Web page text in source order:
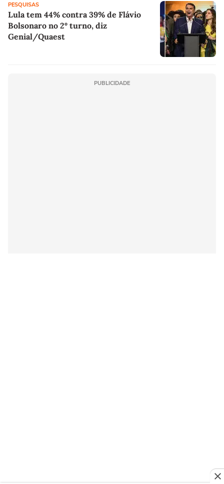
PESQUISAS
Lula tem 44% contra 39% de Flávio
Bolsonaro no 2º turno, diz
Genial/Quaest
PUBLICIDADE